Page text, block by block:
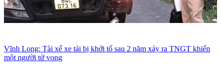
Vĩnh Long: Tài xế xe tải bị khởi tố sau 2 năm xảy ra TNGT khiến
một người tử vong